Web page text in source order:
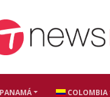
PANAMÁ COLOMBIA